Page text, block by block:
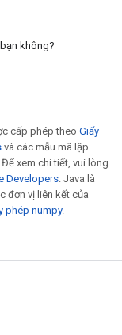
không?
cấp phép theo Giấy
và các mẫu mã lập
Để xem chi tiết, vui lòng
Developers. Java là
đơn vị liên kết của
phép numpy.